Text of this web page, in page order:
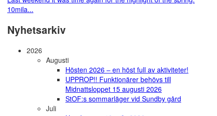
10mila...
Nyhetsarkiv
2026
Augusti
Hösten 2026 – en höst full av aktiviteter!
UPPROP!! Funktionärer behövs till
Midnattsloppet 15 augusti 2026
StOF:s sommarläger vid Sundby gård
Juli